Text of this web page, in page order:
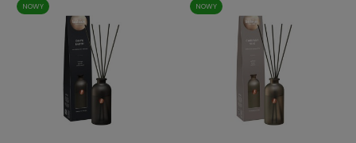
NOWY NOWY